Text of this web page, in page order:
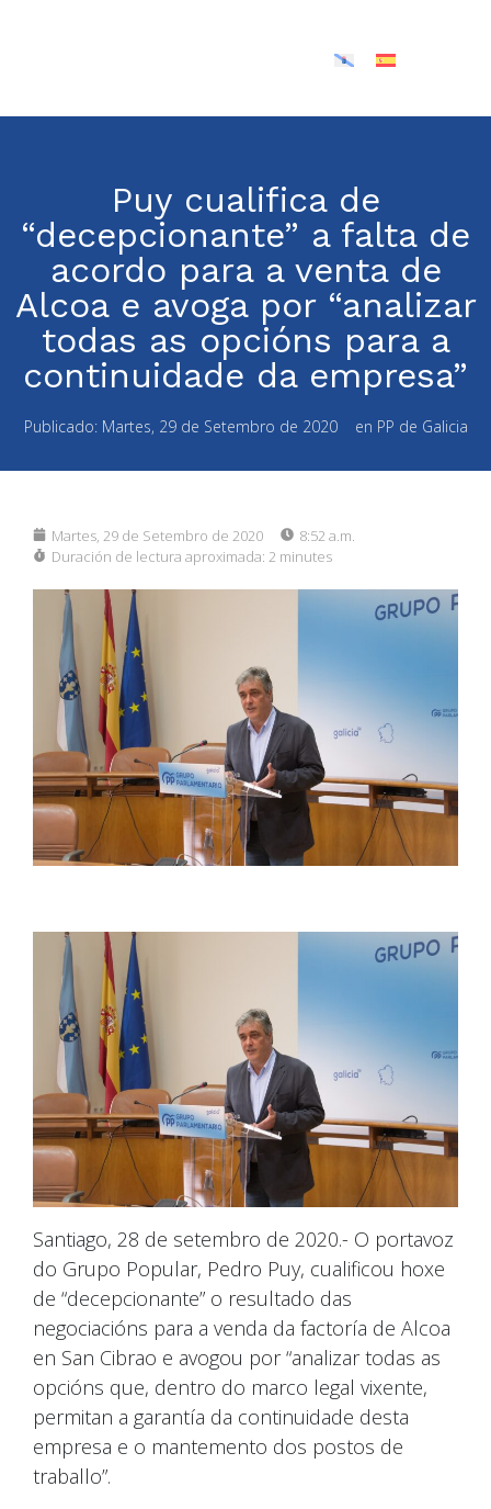
Puy cualifica de
“decepcionante” a falta de
acordo para a venta de
Alcoa e avoga por “analizar
todas as opcións para a
continuidade da empresa”
Publicado: Martes, 29 de Setembro de 2020 en PP de Galicia
Martes, 29 de Setembro de 2020
8:52 a.m.
Duración de lectura aproximada: 2 minutes
Santiago, 28 de setembro de 2020.- O portavoz
do Grupo Popular, Pedro Puy, cualificou hoxe
de “decepcionante” o resultado das
negociacións para a venda da factoría de Alcoa
en San Cibrao e avogou por “analizar todas as
opcións que, dentro do marco legal vixente,
permitan a garantía da continuidade desta
empresa e o mantemento dos postos de
traballo”.